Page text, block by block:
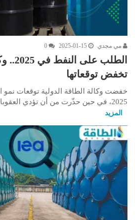
مي مجدي 2025-01-15
0
الطلب
تخفض توقعاتها
خفضت وكالة الطاقة الدولية توقعات
2025، في حين حذّرت من أن تؤدي العقوبات الأميركية الجديدة…
المزيد